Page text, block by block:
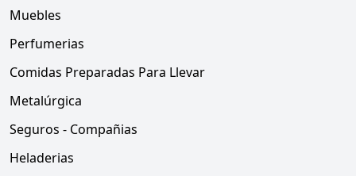
Muebles
Perfumerias
Comidas Preparadas Para Llevar
Metalúrgica
Seguros - Compañias
Heladerias